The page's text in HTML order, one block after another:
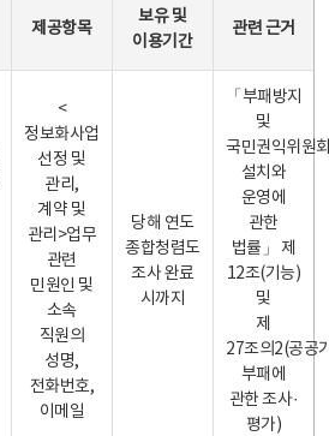
제공항목
보유 및
이용기간
관련 근거
<
정보화사업
선정 및
관리,
계약 및
관리>업무
관련
민원인 및
소속
직원의
성명,
전화번호,
이메일
당해 연도
종합청렴도
조사 완료
시까지
「부패방지
및
국민권익위원
설치와
운영에
관한
법률」 제
12조(기능)
및
제
27조의2(공공
부패에
관한 조사·
평가)